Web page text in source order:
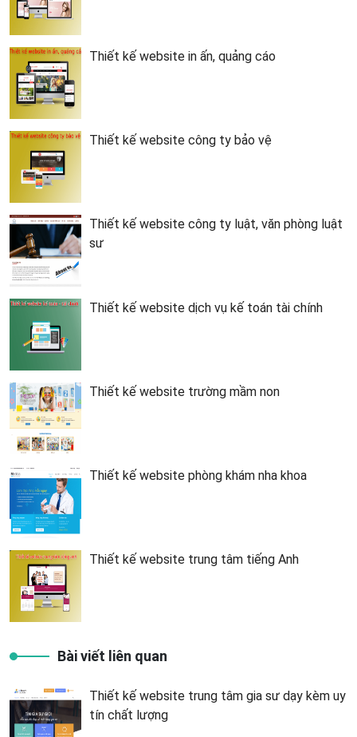
Thiết kế website in ấn, quảng cáo
Thiết kế website công ty bảo vệ
Thiết kế website công ty luật, văn phòng luật
sư
Thiết kế website dịch vụ kế toán tài chính
Thiết kế website trường mầm non
Thiết kế website phòng khám nha khoa
Thiết kế website trung tâm tiếng Anh
Bài viết liên quan
Thiết kế website trung tâm gia sư dạy kèm uy
tín chất lượng